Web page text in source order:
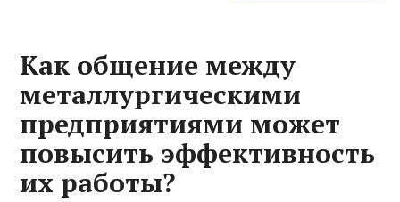
Как общение между
металлургическими
предприятиями может
повысить эффективность
их работы?